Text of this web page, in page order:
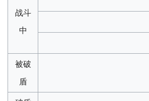
战斗
中
被破
盾